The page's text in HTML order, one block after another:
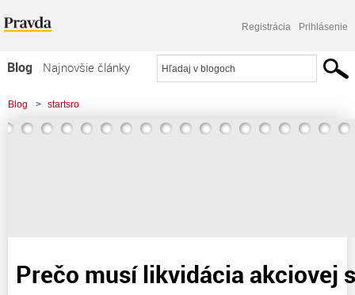
Registrácia Prihlásenie
Blog
Najnovšie články
Najčítanejšie články
Najkomentovanejšie články
Blog > startsro
> Prečo musí likvidácia akciovej spoločnosti trvať 6 mesiacov?
Prečo musí likvidácia akciovej